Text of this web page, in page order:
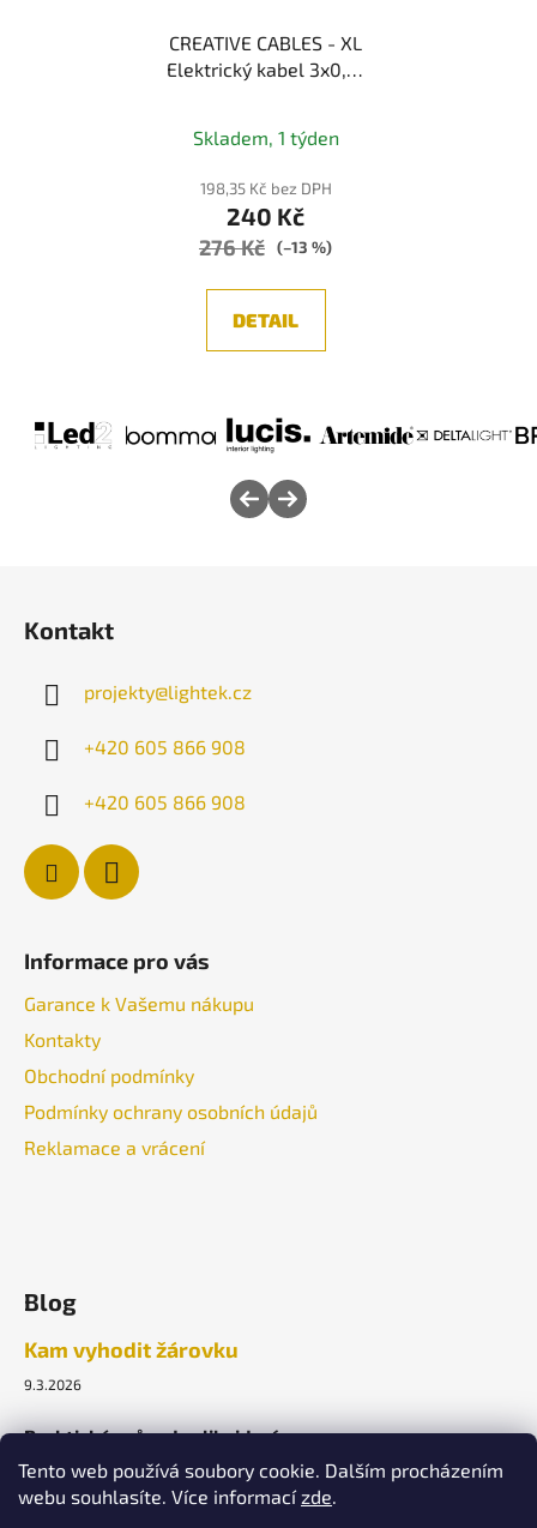
Tento web používá soubory cookie. Dalším procházením
webu souhlasíte. Více informacízde.
CREATIVE CABLES - XL
Elektrický kabel 3x0,75
Skladem, 1 týden
198,35 Kč bez DPH
240 Kč
276 Kč (–13 %)
DETAIL
Kontakt
projekty@lightek.cz
+420 605 866 908
+420 605 866 908
Informace pro vás
Garance k Vašemu nákupu
Kontakty
Obchodní podmínky
Podmínky ochrany osobních údajů
Reklamace a vrácení
Blog
Kam vyhodit žárovku
9.3.2026
Praktický průvodce likvidací.
ARCHIV